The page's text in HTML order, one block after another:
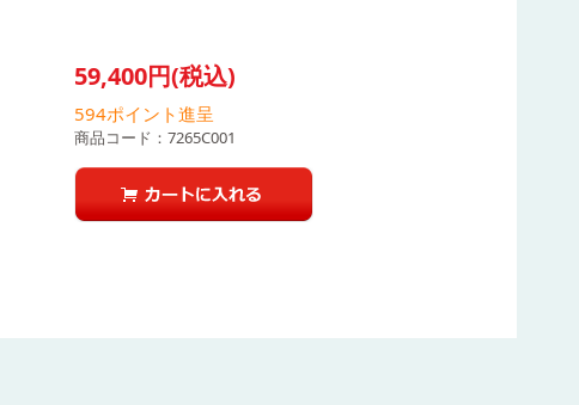
59,400円(税込)
594ポイント進呈
商品コード： 7265C001